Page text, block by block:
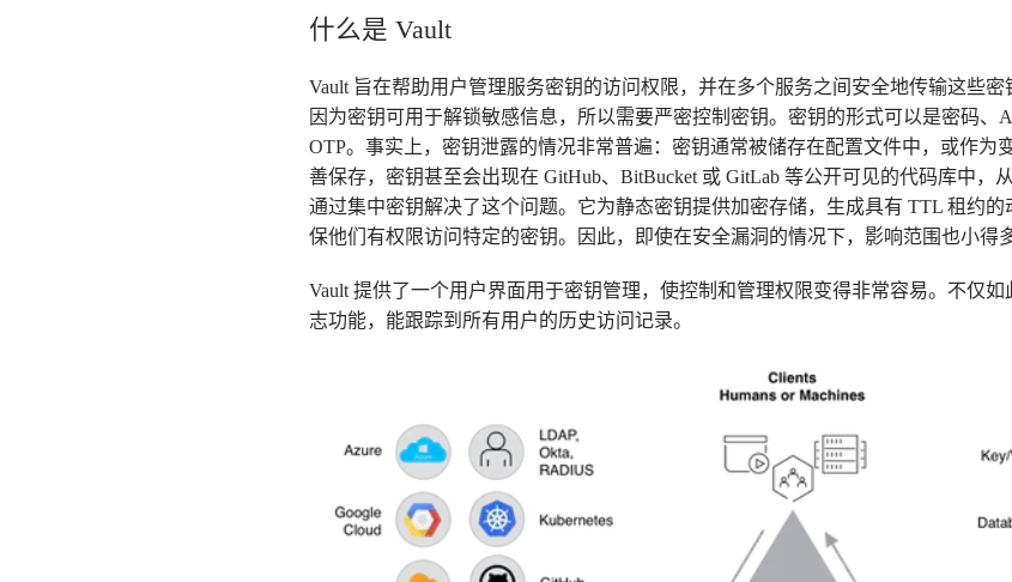
什么是 Vault
Vault 旨在帮助用户管理服务密钥的访问权限，并在多个服务之间安全地传输这些密
因为密钥可用于解锁敏感信息，所以需要严密控制密钥。密钥的形式可以是密码、
OTP。事实上，密钥泄露的情况非常普遍：密钥通常被储存在配置文件中，或作为
善保存，密钥甚至会出现在 GitHub、BitBucket 或 GitLab 等公开可见的代码库中，
通过集中密钥解决了这个问题。它为静态密钥提供加密存储，生成具有 TTL 租约
保他们有权限访问特定的密钥。因此，即使在安全漏洞的情况下，影响范围也小得
Vault 提供了一个用户界面用于密钥管理，使控制和管理权限变得非常容易。不仅
志功能，能跟踪到所有用户的历史访问记录。